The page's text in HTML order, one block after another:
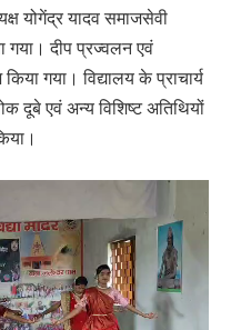
योगेंद्र यादव समाजसेवी
दीप प्रज्वलन एवं
गया। विद्यालय के प्राचार्य
दूबे एवं अन्य विशिष्ट अतिथियों